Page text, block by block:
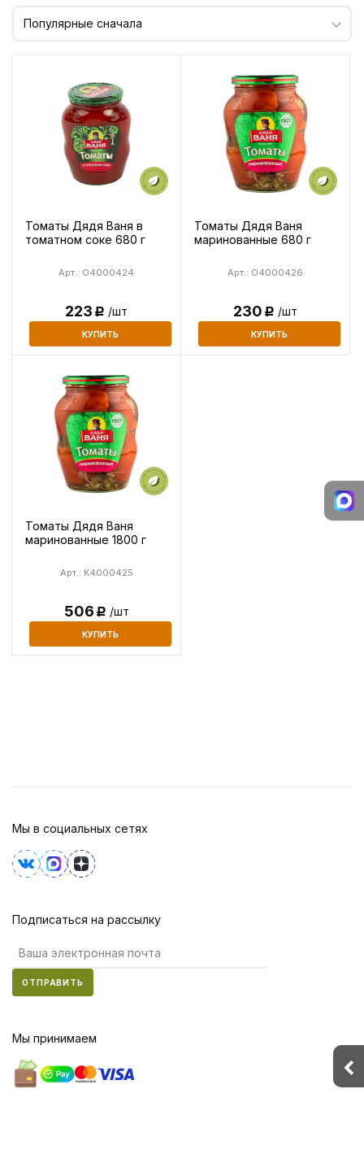
Популярные сначала
Томаты Дядя Ваня в
томатном соке 680 г
Арт.: O4000424
223Р /шт
КУПИТЬ
Томаты Дядя Ваня
маринованные 680 г
Арт.: O4000426
230Р /шт
КУПИТЬ
Томаты Дядя Ваня
маринованные 1800 г
Арт.: K4000425
506Р /шт
КУПИТЬ
Мы в социальных сетях
Подписаться на рассылку
ОТПРАВИТЬ
Мы принимаем